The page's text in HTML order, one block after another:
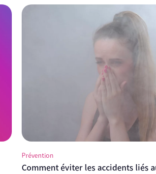
Prévention
Comment éviter les accidents liés